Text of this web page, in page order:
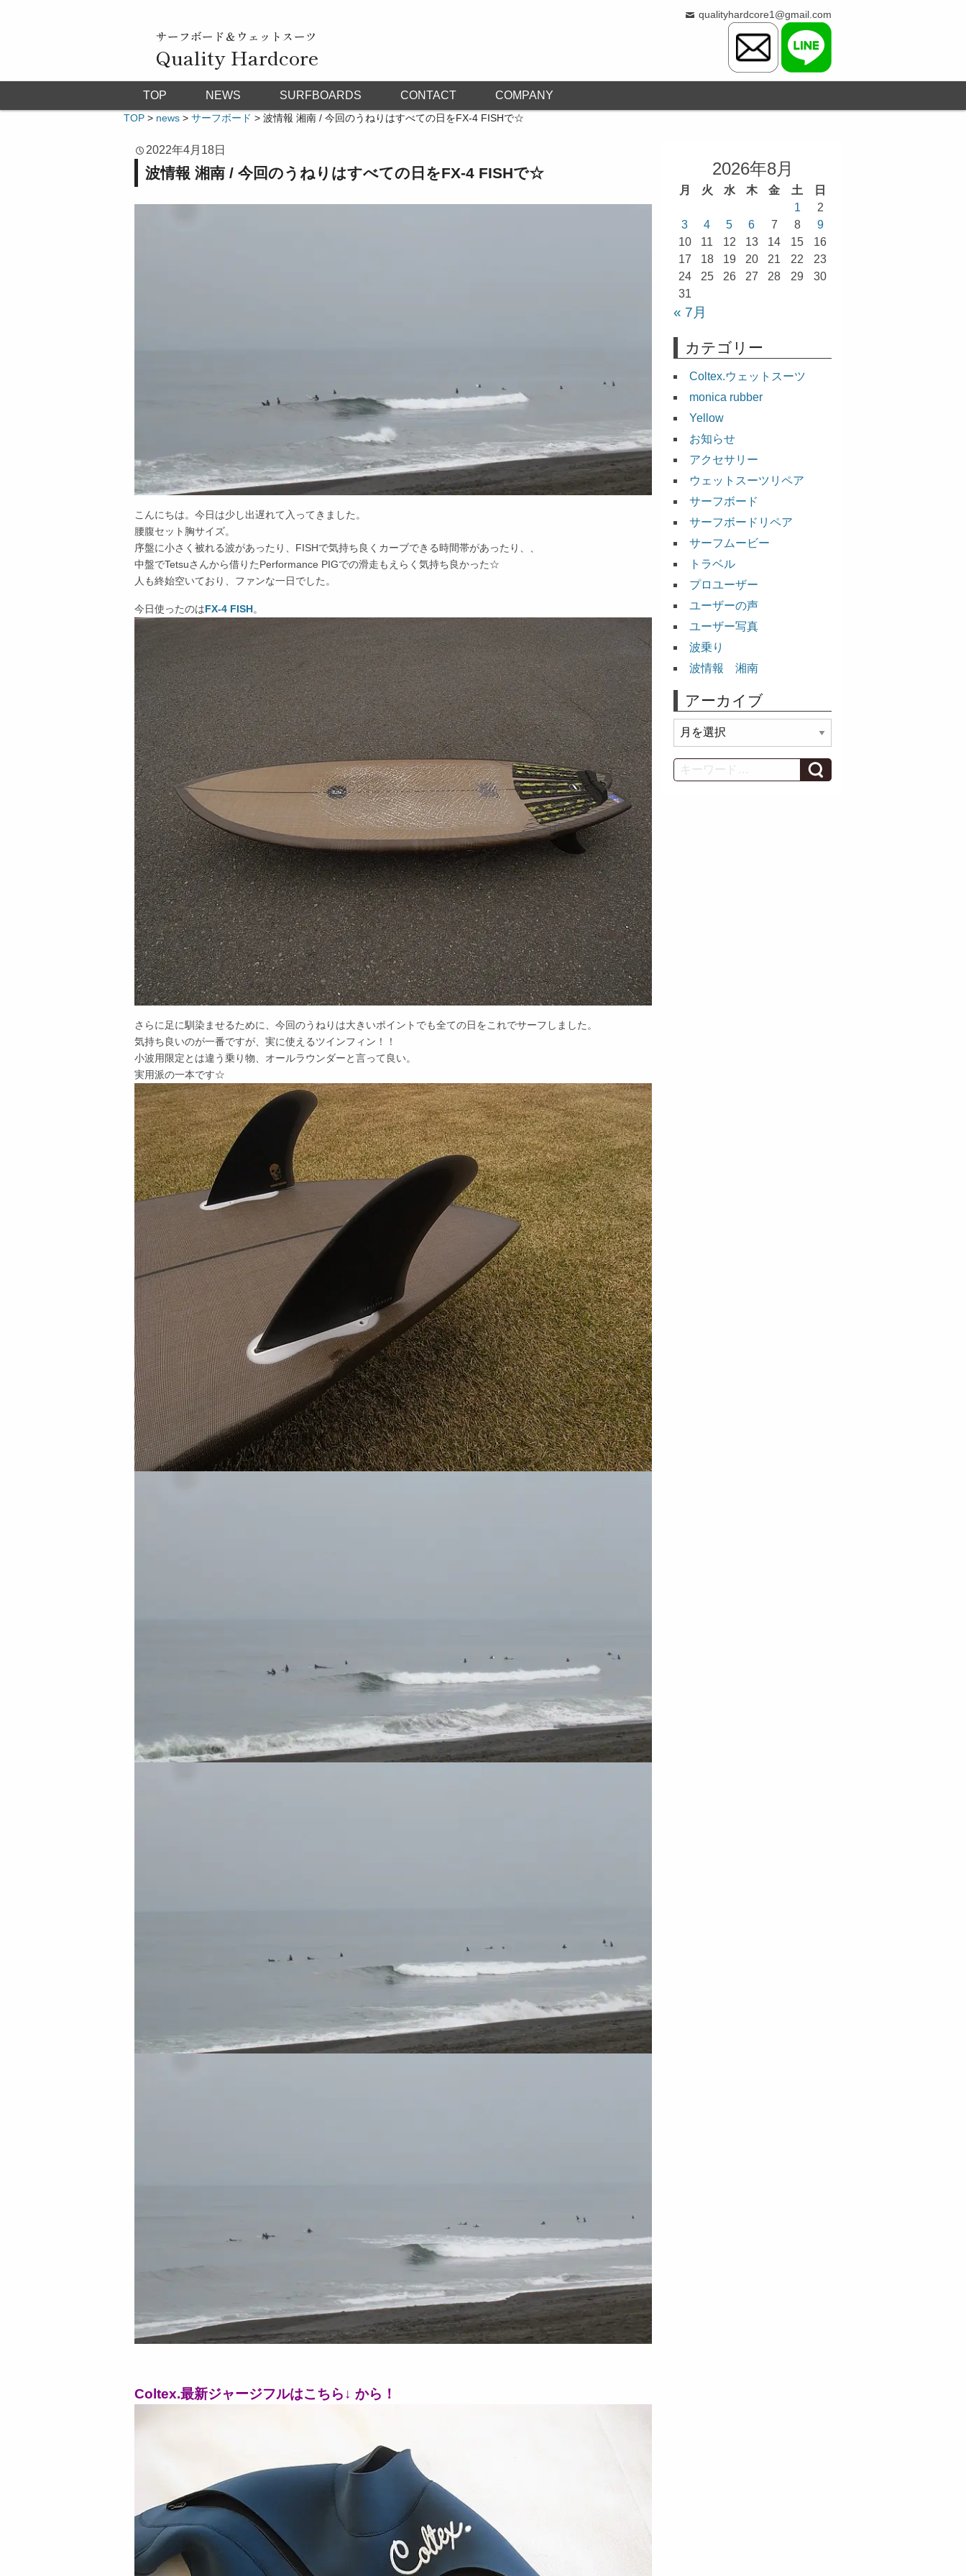
サーフボード＆ウェットスーツ
Quality Hardcore
qualityhardcore1@gmail.com
TOP NEWS SURFBOARDS CONTACT COMPANY
TOP > news > サーフボード > 波情報 湘南 / 今回のうねりはすべての日をFX-4 FISHで☆
2022年4月18日
波情報 湘南 / 今回のうねりはすべての日をFX-4 FISHで☆
こんにちは。今日は少し出遅れて入ってきました。
腰腹セット胸サイズ。
序盤に小さく被れる波があったり、FISHで気持ち良くカーブできる時間帯があったり、、
中盤でTetsuさんから借りたPerformance PIGでの滑走もえらく気持ち良かった☆
人も終始空いており、ファンな一日でした。
今日使ったのはFX-4 FISH。
さらに足に馴染ませるために、今回のうねりは大きいポイントでも全ての日をこれでサーフしました。
気持ち良いのが一番ですが、実に使えるツインフィン！！
小波用限定とは違う乗り物、オールラウンダーと言って良い。
実用派の一本です☆
Coltex.最新ジャージフルはこちら↓ から！
2026年8月
月 火 水 木 金 土
日
1
2
3
4 5 6 7 8
9
10
11 12 13 14 15
16
17
18 19 20 21 22
23
24
25 26 27 28 29
30
31
« 7月
カテゴリー
Coltex.ウェットスーツ
monica rubber
Yellow
お知らせ
アクセサリー
ウェットスーツリペア
サーフボード
サーフボードリペア
サーフムービー
トラベル
プロユーザー
ユーザーの声
ユーザー写真
波乗り
波情報 湘南
アーカイブ
ー
カ
イ
Search